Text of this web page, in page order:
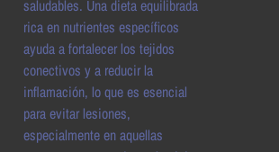
saludables. Una dieta equilibrada
rica en nutrientes específicos
ayuda a fortalecer los tejidos
conectivos y a reducir la
inflamación, lo que es esencial
para evitar lesiones,
especialmente en aquellas